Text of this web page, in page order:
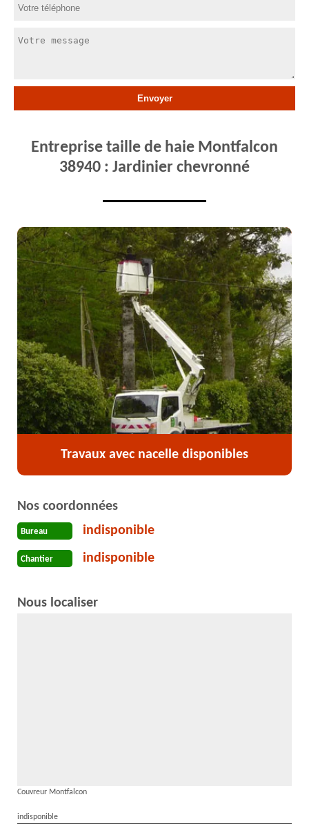
Entreprise taille de haie Montfalcon
38940 : Jardinier chevronné
Travaux avec nacelle disponibles
Nos coordonnées
Bureau indisponible
Chantier indisponible
Nous localiser
Couvreur Montfalcon
indisponible